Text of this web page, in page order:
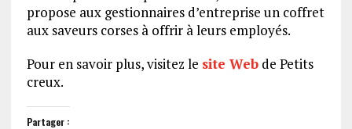
propose aux gestionnaires d’entreprise un coffret
aux saveurs corses à offrir à leurs employés.
Pour en savoir plus, visitez le site Webde Petits
creux.
Partager :